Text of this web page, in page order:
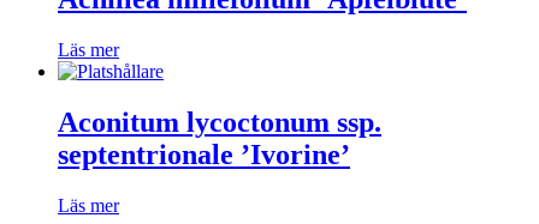
Läs mer
Aconitum lycoctonum ssp.
septentrionale ’Ivorine’
Läs mer